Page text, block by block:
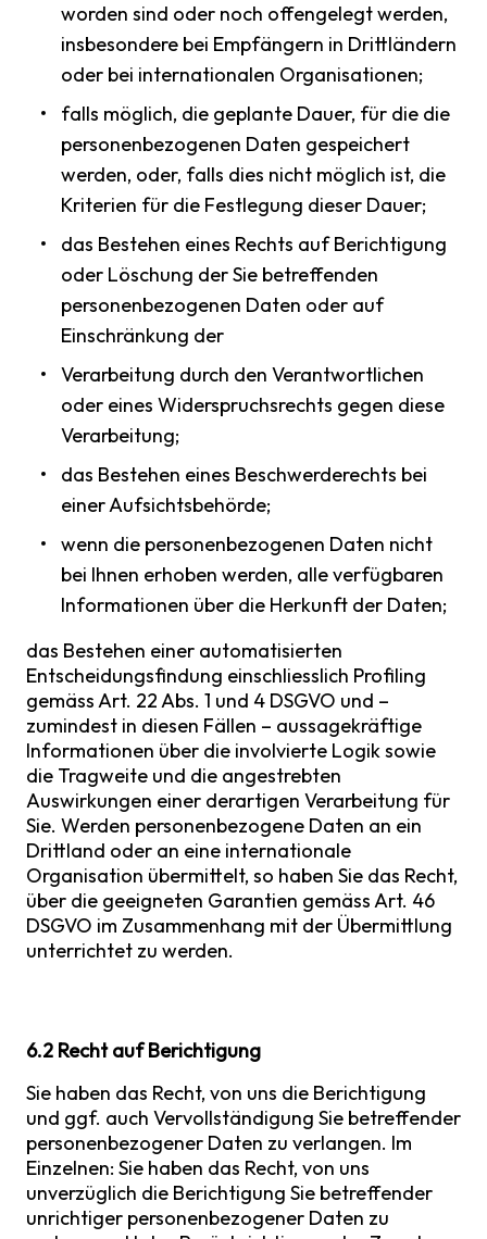
worden sind oder noch offengelegt werden,
insbesondere bei Empfängern in Drittländern
oder bei internationalen Organisationen;
falls möglich, die geplante Dauer, für die die
personenbezogenen Daten gespeichert
werden, oder, falls dies nicht möglich ist, die
Kriterien für die Festlegung dieser Dauer;
das Bestehen eines Rechts auf Berichtigung
oder Löschung der Sie betreffenden
personenbezogenen Daten oder auf
Einschränkung der
Verarbeitung durch den Verantwortlichen
oder eines Widerspruchsrechts gegen diese
Verarbeitung;
das Bestehen eines Beschwerderechts bei
einer Aufsichtsbehörde;
wenn die personenbezogenen Daten nicht
bei Ihnen erhoben werden, alle verfügbaren
Informationen über die Herkunft der Daten;
das Bestehen einer automatisierten
Entscheidungsfindung einschliesslich Profiling
gemäss Art. 22 Abs. 1 und 4 DSGVO und –
zumindest in diesen Fällen – aussagekräftige
Informationen über die involvierte Logik sowie
die Tragweite und die angestrebten
Auswirkungen einer derartigen Verarbeitung für
Sie. Werden personenbezogene Daten an ein
Drittland oder an eine internationale
Organisation übermittelt, so haben Sie das Recht,
über die geeigneten Garantien gemäss Art. 46
DSGVO im Zusammenhang mit der Übermittlung
unterrichtet zu werden.
6.2 Recht auf Berichtigung
Sie haben das Recht, von uns die Berichtigung
und ggf. auch Vervollständigung Sie betreffender
personenbezogener Daten zu verlangen. Im
Einzelnen: Sie haben das Recht, von uns
unverzüglich die Berichtigung Sie betreffender
unrichtiger personenbezogener Daten zu